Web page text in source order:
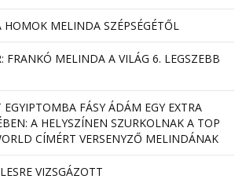
HOMOK MELINDA SZÉPSÉGÉTŐL
FRANKÓ MELINDA A VILÁG 6. LEGSZEBB
EGYIPTOMBA FÁSY ÁDÁM EGY EXTRA
A HELYSZÍNEN SZURKOLNAK A TOP
CÍMÉRT VERSENYZŐ MELINDÁNAK
VIZSGÁZOTT